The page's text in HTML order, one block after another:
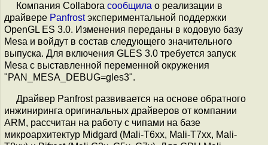
Компания Collabora сообщила о реализации в
драйвере Panfrostэкспериментальной поддержки
OpenGL ES 3.0. Изменения переданы в кодовую базу
Mesa и войдут в состав следующего значительного
выпуска. Для включения GLES 3.0 требуется запуск
Mesa с выставленной переменной окружения
"PAN_MESA_DEBUG=gles3".
Драйвер Panfrost развивается на основе обратного
инжиниринга оригинальных драйверов от компании
ARM, рассчитан на работу с чипами на базе
микроархитектур Midgard (Mali-T6xx, Mali-T7xx, Mali-